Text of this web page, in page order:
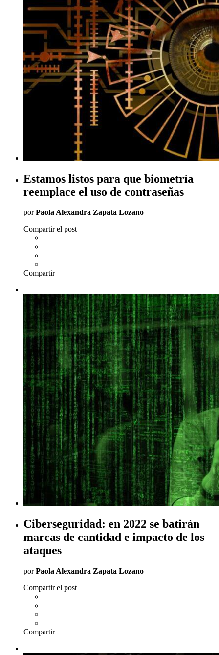
Estamos listos para que biometría
reemplace el uso de contraseñas
porPaola Alexandra Zapata Lozano
Compartir el post
Compartir
Ciberseguridad: en 2022 se batirán
marcas de cantidad e impacto de los
ataques
porPaola Alexandra Zapata Lozano
Compartir el post
Compartir